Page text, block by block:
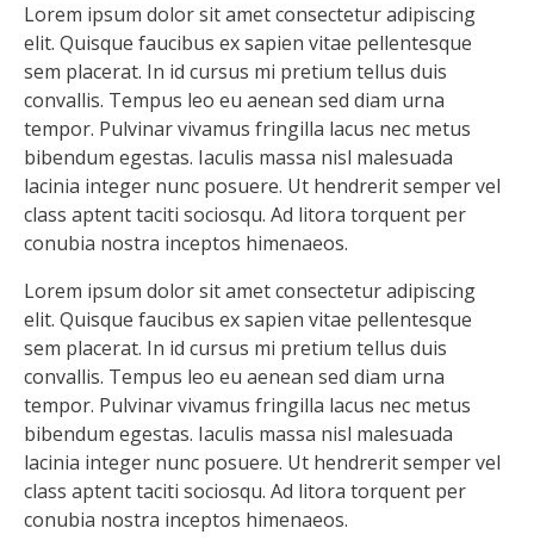
Lorem ipsum dolor sit amet consectetur adipiscing
elit. Quisque faucibus ex sapien vitae pellentesque
sem placerat. In id cursus mi pretium tellus duis
convallis. Tempus leo eu aenean sed diam urna
tempor. Pulvinar vivamus fringilla lacus nec metus
bibendum egestas. Iaculis massa nisl malesuada
lacinia integer nunc posuere. Ut hendrerit semper vel
class aptent taciti sociosqu. Ad litora torquent per
conubia nostra inceptos himenaeos.
Lorem ipsum dolor sit amet consectetur adipiscing
elit. Quisque faucibus ex sapien vitae pellentesque
sem placerat. In id cursus mi pretium tellus duis
convallis. Tempus leo eu aenean sed diam urna
tempor. Pulvinar vivamus fringilla lacus nec metus
bibendum egestas. Iaculis massa nisl malesuada
lacinia integer nunc posuere. Ut hendrerit semper vel
class aptent taciti sociosqu. Ad litora torquent per
conubia nostra inceptos himenaeos.